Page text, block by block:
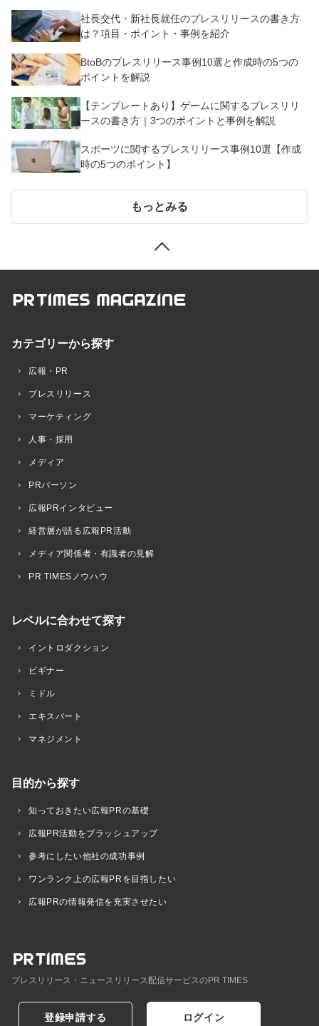
社長交代・新社長就任のプレスリリースの書き方
は？項目・ポイント・事例を紹介
BtoBのプレスリリース事例10選と作成時の5つの
ポイントを解説
【テンプレートあり】ゲームに関するプレスリリ
ースの書き方｜3つのポイントと事例を解説
スポーツに関するプレスリリース事例10選【作成
時の5つのポイント】
もっとみる
カテゴリーから探す
広報・PR
プレスリリース
マーケティング
人事・採用
メディア
PRパーソン
広報PRインタビュー
経営層が語る広報PR活動
メディア関係者・有識者の見解
PR TIMESノウハウ
レベルに合わせて探す
イントロダクション
ビギナー
ミドル
エキスパート
マネジメント
目的から探す
知っておきたい広報PRの基礎
広報PR活動をブラッシュアップ
参考にしたい他社の成功事例
ワンランク上の広報PRを目指したい
広報PRの情報発信を充実させたい
プレスリリース・ニュースリリース配信サービスのPR TIMES
登録申請する ログイン